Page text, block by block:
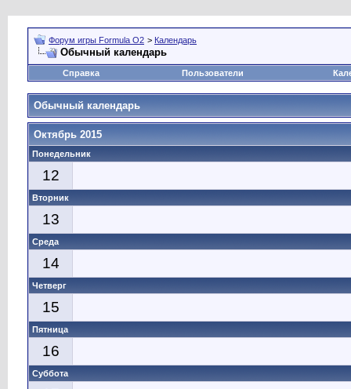
Форум игры Formula O2 > Календарь
Обычный календарь
Справка Пользователи
Обычный календарь
Октябрь 2015
Понедельник
12
Вторник
13
Среда
14
Четверг
15
Пятница
16
Суббота